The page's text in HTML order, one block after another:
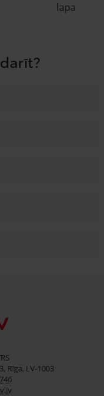
lapa
Rīga, LV-1003